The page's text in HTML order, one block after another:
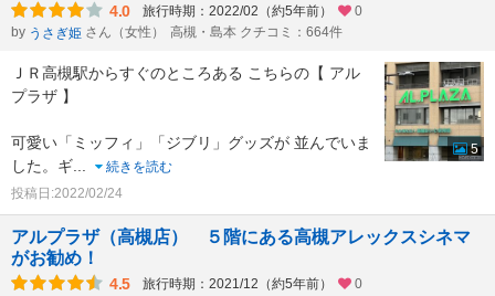
4.0 旅行時期：2022/02（約5年前）
0
by うさぎ姫 さん（女性） 高槻・島本 クチコミ：664件
ＪＲ高槻駅からすぐのところある こちらの【 アル
プラザ 】
可愛い「ミッフィ」「ジブリ」グッズが 並んでいま
した。ギ...
続きを読む
投稿日:2022/02/24
5
アルプラザ（高槻店） ５階にある高槻アレックスシネマ
がお勧め！
4.5 旅行時期：2021/12（約5年前）
0